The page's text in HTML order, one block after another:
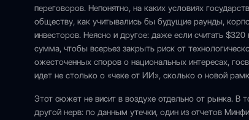
переговоров. Непонятно, на каких условиях
обществу, как учитывались бы будущие раунды,
инвесторов. Неясно и другое: даже если считать
сумма, чтобы всерьез закрыть риск от
ожесточенных споров о национальных интересах,
идет не столько о «чеке от ИИ», сколько о новой
Этот сюжет не висит в воздухе отдельно от рынка. В
другой нерв: по данным утечки, один из отчетов